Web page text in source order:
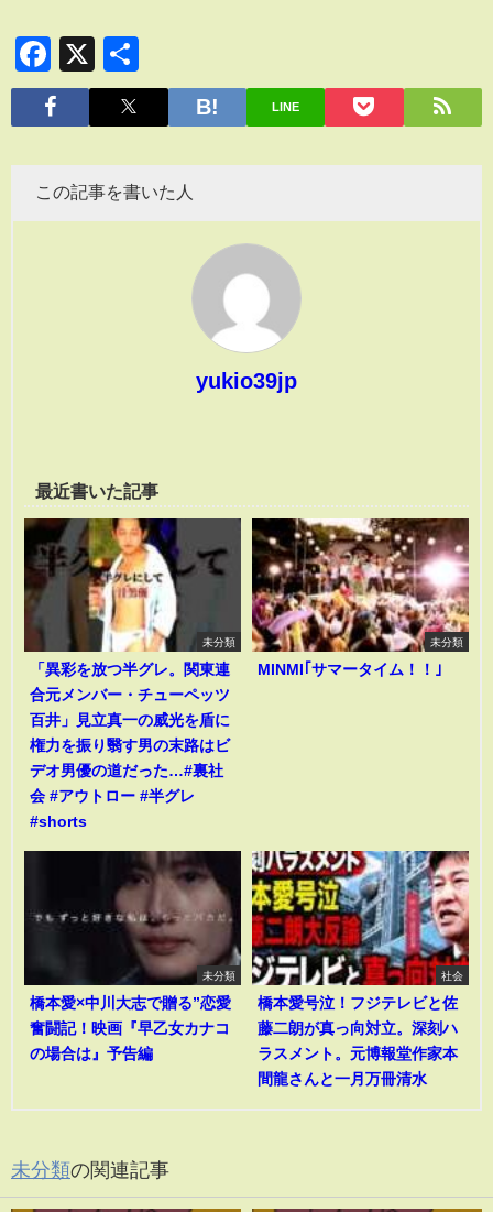
Facebook
X
有
LINE
この記事を書いた人
yukio39jp
最近書いた記事
未分類
「異彩を放つ半グレ。関東連
合元メンバー・チューペッツ
百井」見立真一の威光を盾に
権力を振り翳す男の末路はビ
デオ男優の道だった…#裏社
会 #アウトロー #半グレ
#shorts
未分類
MINMI｢サマータイム！！｣
未分類
橋本愛×中川大志で贈る”恋愛
奮闘記！映画『早乙女カナコ
の場合は』予告編
社会
橋本愛号泣！フジテレビと佐
藤二朗が真っ向対立。深刻ハ
ラスメント。元博報堂作家本
間龍さんと一月万冊清水
未分類の関連記事